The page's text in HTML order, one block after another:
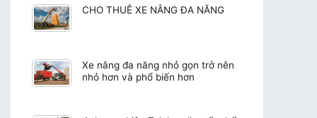
CHO THUÊ XE NÂNG ĐA NĂNG
Xe nâng đa năng nhỏ gọn trở nên
nhỏ hơn và phổ biến hơn